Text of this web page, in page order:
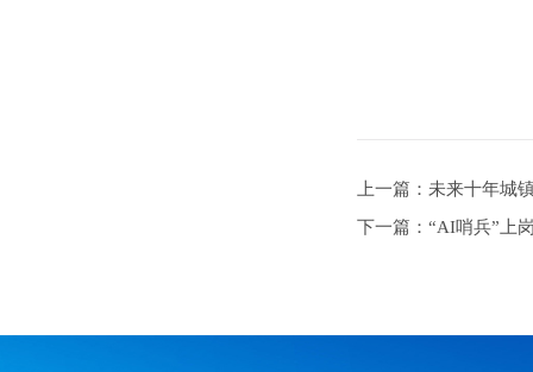
上一篇：未来十年城
下一篇：“AI哨兵”上